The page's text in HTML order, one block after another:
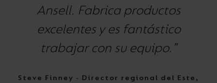
Ansell. Fabrica productos
excelentes y es fantástico
trabajar con su equipo.”
Steve Finney - Director regional del Este,